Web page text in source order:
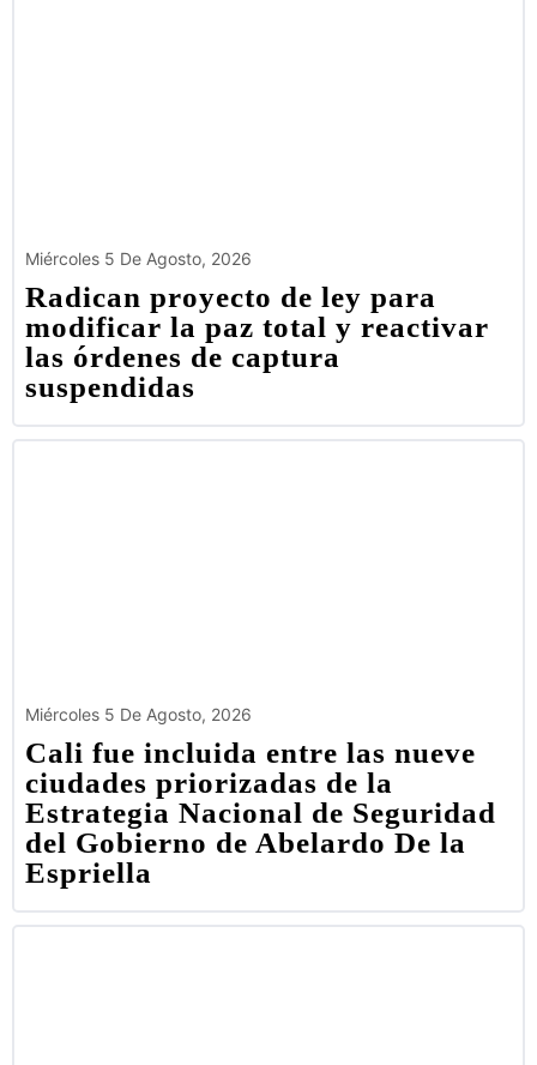
Miércoles 5 De Agosto, 2026
Radican proyecto de ley para
modificar la paz total y reactivar
las órdenes de captura
suspendidas
Miércoles 5 De Agosto, 2026
Cali fue incluida entre las nueve
ciudades priorizadas de la
Estrategia Nacional de Seguridad
del Gobierno de Abelardo De la
Espriella